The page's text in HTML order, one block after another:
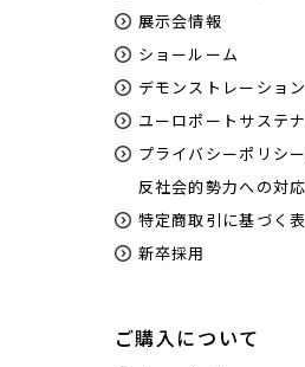
展示会情報
ショールーム
デモンストレーション
ユーロポートサステ
プライバシーポリシ
反社会的勢力への対応
特定商取引に基づく
新卒採用
ご購入について